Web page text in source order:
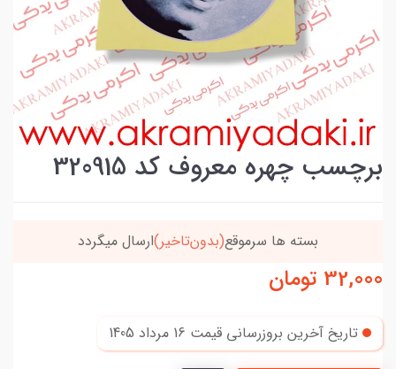
برچسب چهره معروف کد 320915
بسته ها سرموقع(بدون‌تاخیر)ارسال میگردد
32,000 تومان
تاریخ آخرین بروزرسانی قیمت 16 مرداد 1405